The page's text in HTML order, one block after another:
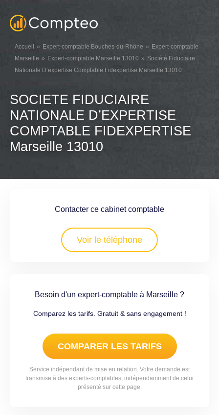
Accueil Expert-comptable Bouches-du-Rhône
Expert-comptable
Marseille
Expert-comptable Marseille 13010
Société Fiduciaire
Nationale D’expertise Comptable Fidexpertise Marseille 13010
SOCIETE FIDUCIAIRE
NATIONALE D’EXPERTISE
COMPTABLE FIDEXPERTISE
Marseille 13010
Contacter ce cabinet comptable
Voir le téléphone
Besoin d'un expert-comptable à Marseille ?
Comparez les tarifs. Gratuit & sans engagement !
COMPARER LES TARIFS
Service indépendant de mise en relation. Votre demande est
transmise à des experts-comptables, indépendamment de celui
présenté sur cette page.